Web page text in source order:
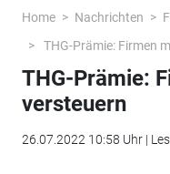
Home Nachrichten
THG-Prämie: Firmen
THG-Prämie:
versteuern
26.07.2022 10:58 Uhr |